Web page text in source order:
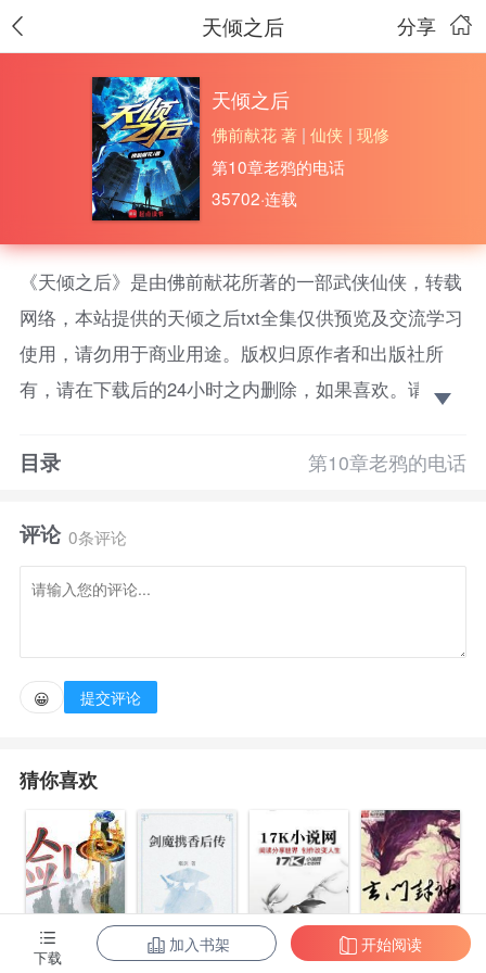
分享
天倾之后
天倾之后
佛前献花 著 |仙侠 | 现修
第10章老鸦的电话
35702·连载
《天倾之后》是由佛前献花所著的一部武侠仙侠，转载
网络，本站提供的天倾之后txt全集仅供预览及交流学习
使用，请勿用于商业用途。版权归原作者和出版社所
有，请在下载后的24小时之内删除，如果喜欢。请支持
的传说，修行与进化，奇物与术的碰撞，跨界的大门被
之后。
目录 第10章老鸦的电话
评论 0条评论
😀 提交评论
猜你喜欢
剑指魔界
剑魔携香后传
神龙诀之九龙
玄门封神
下载
加入书架 开始阅读